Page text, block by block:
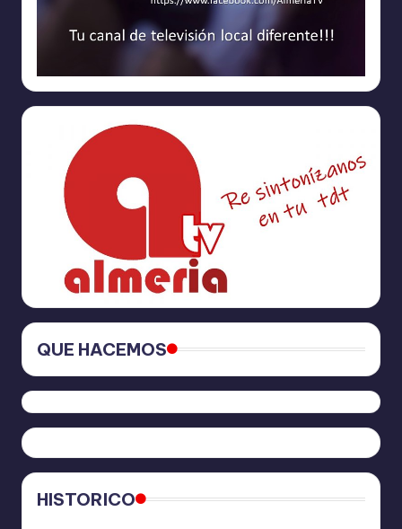
QUE HACEMOS
HISTORICO